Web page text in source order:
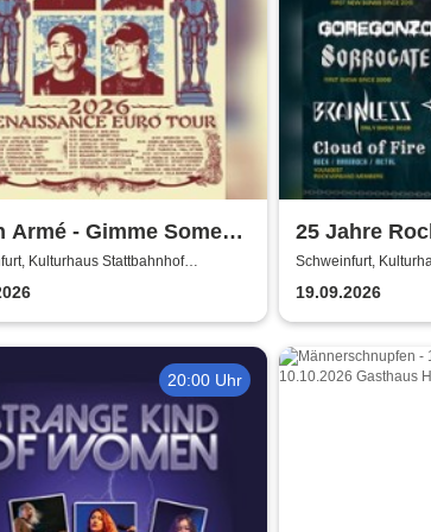
Armé - Gimme Some
presents
Kulturhaus Stattbahnhof
25 Jahre
Schweinfurt
Schweinfurt,
Schweinfurt
19.09.2026
20:00 Uhr